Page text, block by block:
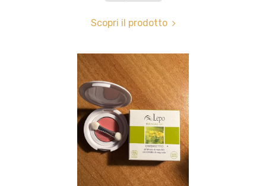
Scopri il prodotto